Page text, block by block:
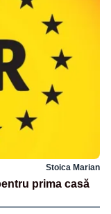
Stoica Marian
prima casă